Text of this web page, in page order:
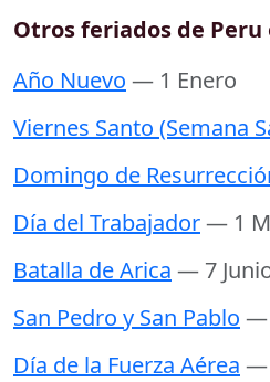
Otros feriados de Peru
Año Nuevo — 1 Enero
Viernes Santo (Semana
Domingo de
Día del Trabajador— 1
Batalla de Arica — 7
San Pedro y San Pablo —
Día de la Fuerza Aérea —